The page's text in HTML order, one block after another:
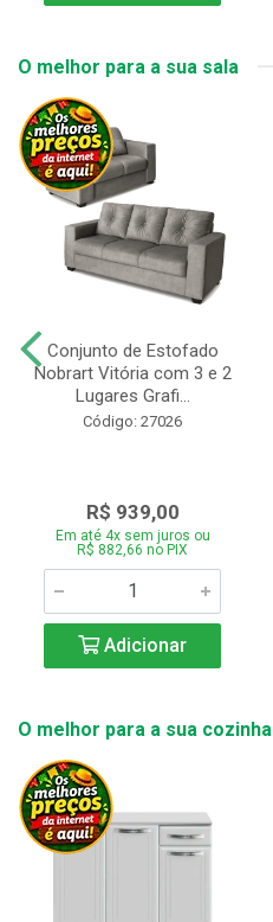
O melhor para a sua sala
Conjunto de Estofado
Nobrart Vitória com 3 e 2
Lugares Grafi...
Código: 27026
R$ 939,00
Em até 4x sem juros ou
R$ 882,66 no PIX
Adicionar
O melhor para a sua cozinha